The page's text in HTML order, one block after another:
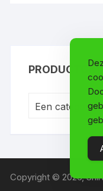
Een categorie
Copyright © 2026,